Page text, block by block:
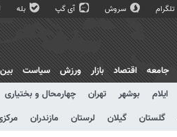
تلگرام سروش آی گپ بله
جامعه اقتصاد بازار ورزش سیاست
ایلام بوشهر تهران چهارمحال و بختیاری
گلستان گیلان لرستان مازندران